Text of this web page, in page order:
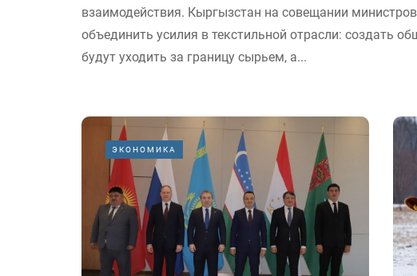
взаимодействия. Кыргызстан на совещании
объединить усилия в текстильной отрасли: создать
будут уходить за границу сырьем, а...
ЭКОНОМИКА